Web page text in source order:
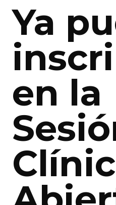
Ya
en la